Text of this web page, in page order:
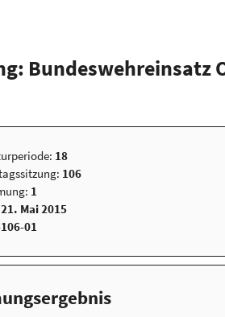
Bundeswehreinsatz
18
106
1
21. Mai 2015
01